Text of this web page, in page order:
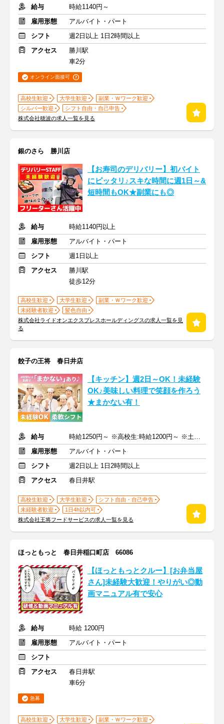
給与
時給1140円～
雇用形態
アルバイト・パート
シフト
週2日以上 1日2時間以上
アクセス
勝川駅
車2分
オンライン面接可
高校生歓迎 大学生歓迎
副業・Ｗワーク歓迎
シルバー歓迎
シフト自由・自己申告
株式会社穂波の求人一覧を見る
銀のさら 勝川店
【お寿司のデリバリー】初バイト
にピッタリ♪スキな時間に週1日～&
短時間もOK★副業にも◎
給与
時給1140円以上
雇用形態
アルバイト・パート
シフト
週1日以上
アクセス
勝川駅
徒歩12分
高校生歓迎 大学生歓迎
副業・Ｗワーク歓迎
未経験者歓迎
髪色自由
株式会社ライドオンエクスプレスホールディングスの求人一覧を見
る
餃子の王将 春日井店
【キッチン】週2日～OK！未経験
OK♪美味しい料理で笑顔を作ろう
★まかない有！
給与
時給1250円～ ※高校生:時給1200円～ ※土日祝+200円
雇用形態
アルバイト・パート
シフト
週2日以上 1日2時間以上
アクセス
春日井駅
高校生歓迎 大学生歓迎
シフト自由・自己申告
未経験者歓迎
1日4h以内可
株式会社王将フードサービスの求人一覧を見る
ほっともっと 春日井稲口町店 66086
【ほっともっとクルー】[お弁当屋
さん]未経験大歓迎！やりがい◎動
画マニュアル有で安心
給与
時給 1200円
雇用形態
アルバイト・パート
シフト
アクセス
春日井駅
車6分
急募
高校生歓迎 大学生歓迎
副業・Ｗワーク歓迎